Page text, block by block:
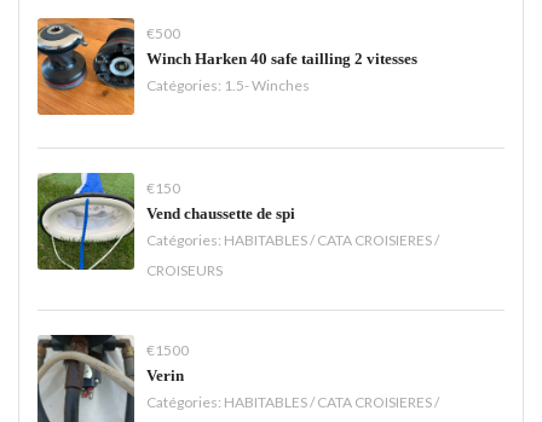
€500
Winch Harken 40 safe tailling 2 vitesses
Catégories: 1.5- Winches
€150
Vend chaussette de spi
Catégories: HABITABLES / CATA CROISIERES /
CROISEURS
€1500
Verin
Catégories: HABITABLES / CATA CROISIERES /